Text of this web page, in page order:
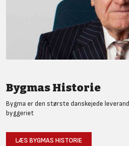
Bygmas Historie
Bygma er den største danskejede
byggeriet
LÆS BYGMAS HISTORIE